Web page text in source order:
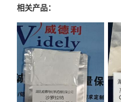
相关产品：